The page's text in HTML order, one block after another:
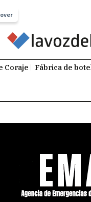
Coraje Fábrica de